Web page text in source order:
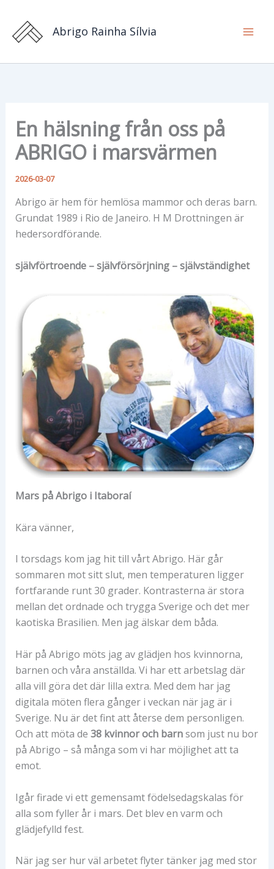
innehåll
Abrigo Rainha Sílvia
En hälsning från oss på
ABRIGO i marsvärmen
2026-03-07
Abrigo är hem för hemlösa mammor och deras barn.
Grundat 1989 i Rio de Janeiro. H M Drottningen är
hedersordförande.
självförtroende – självförsörjning – självständighet
Mars på Abrigo i Itaboraí
Kära vänner,
I torsdags kom jag hit till vårt Abrigo. Här går
sommaren mot sitt slut, men temperaturen ligger
fortfarande runt 30 grader. Kontrasterna är stora
mellan det ordnade och trygga Sverige och det mer
kaotiska Brasilien. Men jag älskar dem båda.
Här på Abrigo möts jag av glädjen hos kvinnorna,
barnen och våra anställda. Vi har ett arbetslag där
alla vill göra det där lilla extra. Med dem har jag
digitala möten flera gånger i veckan när jag är i
Sverige. Nu är det fint att återse dem personligen.
Och att möta de 38 kvinnor och barnsom just nu bor
på Abrigo – så många som vi har möjlighet att ta
emot.
Igår firade vi ett gemensamt födelsedagskalas för
alla som fyller år i mars. Det blev en varm och
glädjefylld fest.
När jag ser hur väl arbetet flyter tänker jag med stor